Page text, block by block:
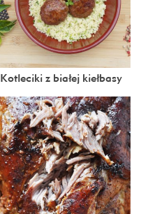
Kotleciki z białej kiełbasy